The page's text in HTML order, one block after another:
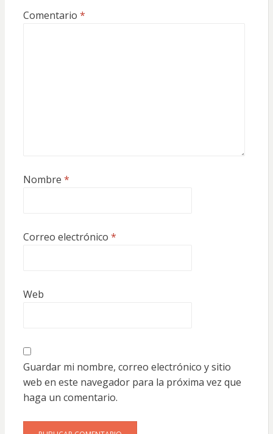
Comentario *
Nombre *
Correo electrónico *
Web
Guardar mi nombre, correo electrónico y sitio
web en este navegador para la próxima vez que
haga un comentario.